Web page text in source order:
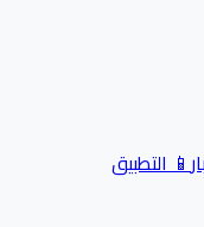
📱 التطبيق